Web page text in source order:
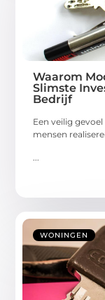
Waarom
Slimste
Bedrijf
Een veilig
mensen
WONINGEN